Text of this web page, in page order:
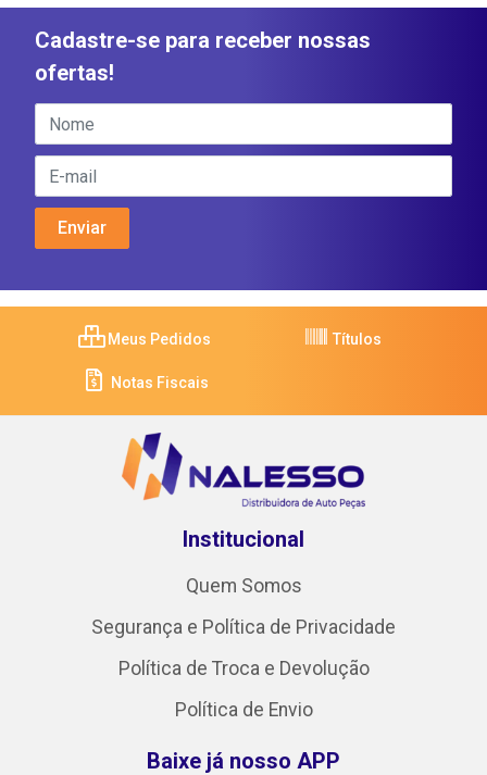
Cadastre-se para receber nossas
ofertas!
Meus Pedidos Títulos
Notas Fiscais
Institucional
Quem Somos
Segurança e Política de Privacidade
Política de Troca e Devolução
Política de Envio
Baixe já nosso APP